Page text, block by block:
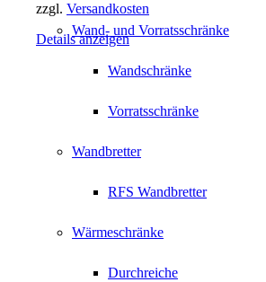
Wand- und Vorratsschränke
Wandschränke
Vorratsschränke
Wandbretter
RFS Wandbretter
Wärmeschränke
Durchreiche
zzgl. Versandkosten
Details anzeigen